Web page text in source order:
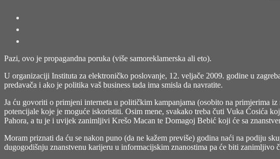
Pazi, ovo je propagandna poruka (više samoreklamerska ali eto).
U organizaciji Instituta za elektroničko poslovanje, 12. veljače 2009. godine u
predavača i ako je politika vaš business tada ima smisla da navratite.
Ja ću govoriti o primjeni interneta u političkim kampanjama (osobito na primjerima
potencijale koje je moguće iskoristiti. Osim mene, svakako treba čuti Vuka Ćosića
Pahora, a tu je i uvijek zanimljivi Krešo Macan te Domagoj Bebić koji će sa
Moram priznati da ću se nakon puno (da ne kažem previše) godina naći na podiju
dugogodišnju znanstvenu karijeru u informacijskim znanostima pa će biti zanimljivo